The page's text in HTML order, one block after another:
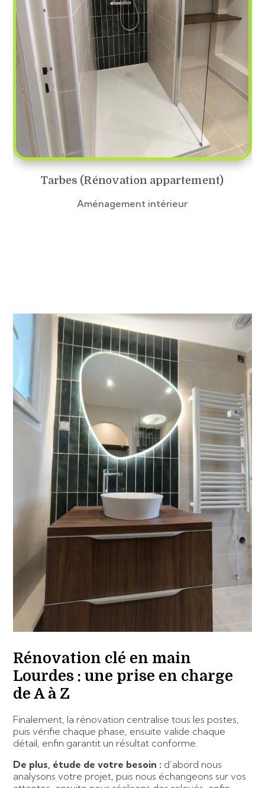
Tarbes (Rénovation appartement)
Aménagement intérieur
Rénovation clé en main
Lourdes : une prise en charge
de A à Z
Finalement, la rénovation centralise tous les postes,
puis vérifie chaque phase, ensuite valide chaque
détail, enfin garantit un résultat conforme.
De plus, étude de votre besoin : d’abord nous
analysons votre projet, puis nous échangeons sur vos